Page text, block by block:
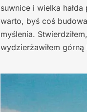
suwnice i wielka
warto, byś coś
myślenia.
wydzierżawiłem